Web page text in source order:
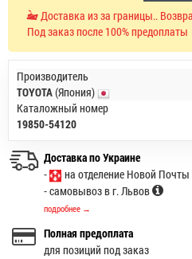
Доставка из за границы..
Под заказ после 100% предоплаты
Производитель
TOYOTA(Япония)
Каталожный номер
19850-54120
Доставка по Украине
-
на отделение Новой
- самовывоз в г. Львов
подробнее →
Полная предоплата
для позиций под заказ